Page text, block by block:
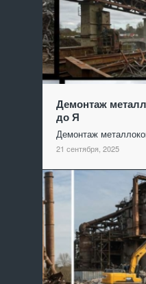
Демонтаж
до Я
Демонтаж
21 сентября, 2025